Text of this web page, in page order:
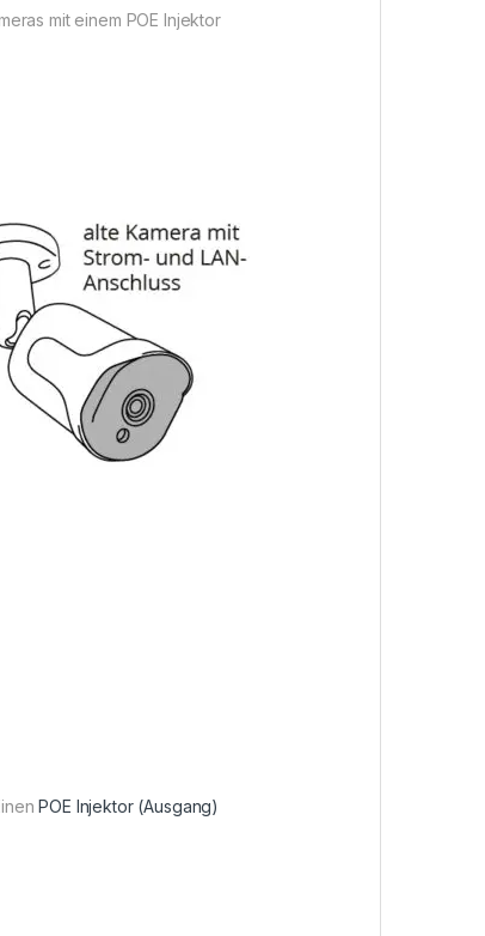
mit einem POE Injektor
POE Injektor (Ausgang)